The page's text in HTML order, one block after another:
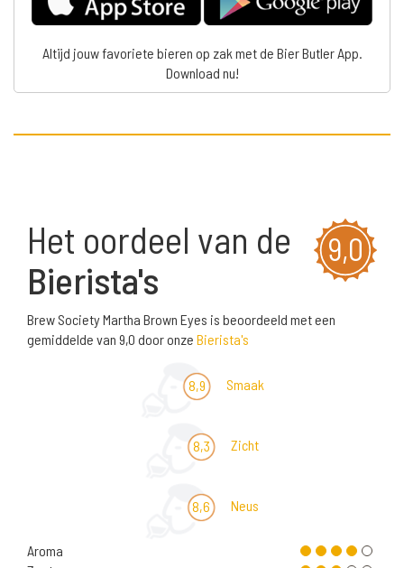
Altijd jouw favoriete bieren op zak met de Bier Butler App.
Download nu!
9,0
Het oordeel van de
Bierista's
Brew Society Martha Brown Eyes is beoordeeld met een
gemiddelde van 9,0 door onze Bierista's
8,9 Smaak
8,3 Zicht
8,6 Neus
Aroma